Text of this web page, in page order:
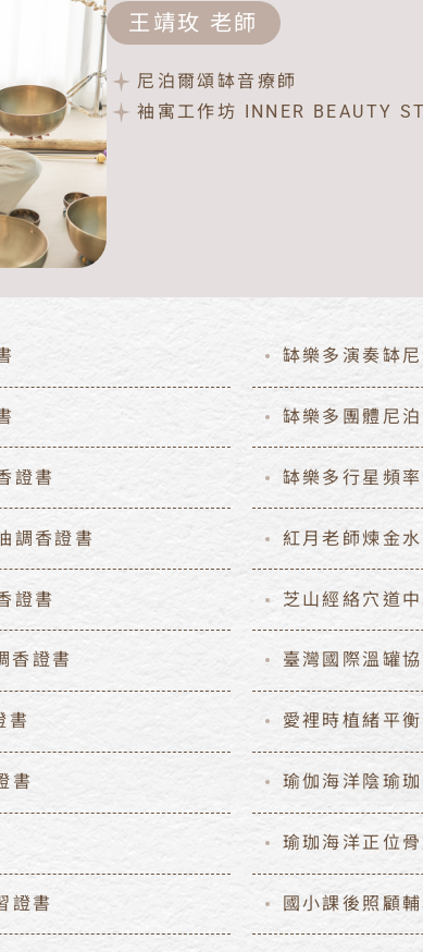
王靖玫 老師
尼泊爾頌缽音療師
袖寓工作坊 INNER BEAUTY
證書
調香證書
證書
香證書
書
書
證書
缽樂多演奏缽
缽樂多團體尼
缽樂多行星頻
紅月老師煉金
芝山經絡穴道
臺灣國際溫罐
愛裡時植緒平
瑜伽海洋陰瑜
瑜珈海洋正位
國小課後照顧